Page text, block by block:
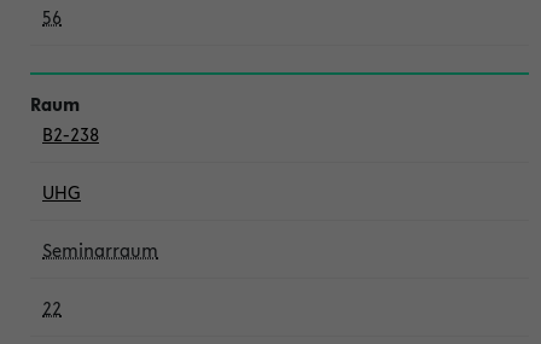
56
B2-238
UHG
Seminarraum
22